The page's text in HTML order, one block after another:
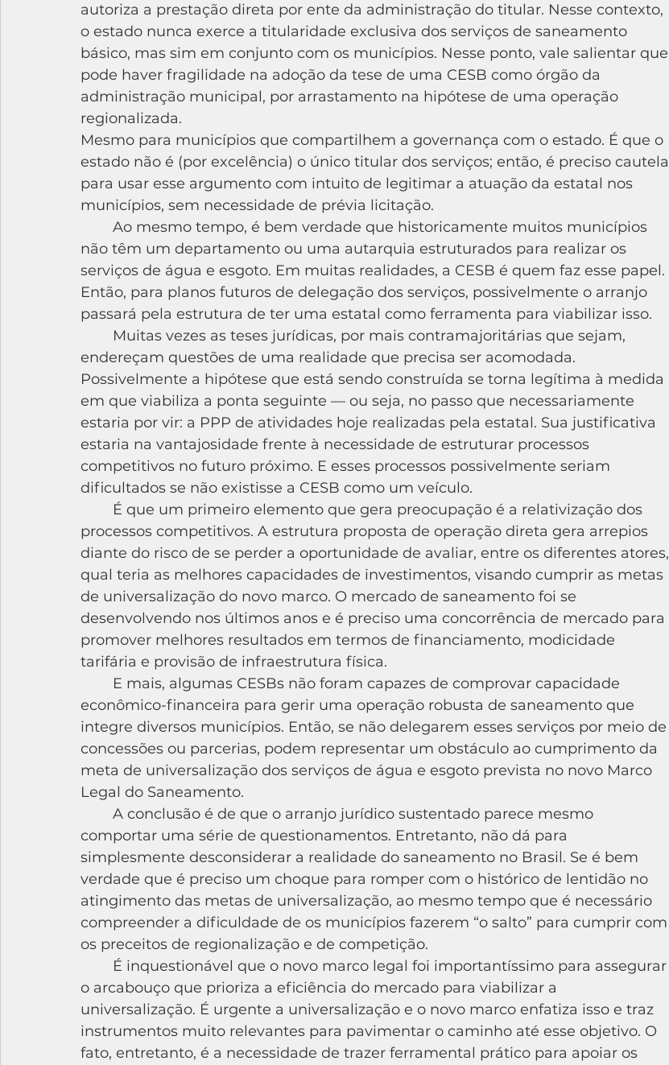
autoriza a prestação direta por ente da administração do titular. Nesse contexto,
o estado nunca exerce a titularidade exclusiva dos serviços de saneamento
básico, mas sim em conjunto com os municípios. Nesse ponto, vale salientar que
pode haver fragilidade na adoção da tese de uma CESB como órgão da
administração municipal, por arrastamento na hipótese de uma operação
regionalizada.
Mesmo para municípios que compartilhem a governança com o estado. É que o
estado não é (por excelência) o único titular dos serviços; então, é preciso cautela
para usar esse argumento com intuito de legitimar a atuação da estatal nos
municípios, sem necessidade de prévia licitação.
não têm um departamento ou uma autarquia estruturados para realizar os
serviços de água e esgoto. Em muitas realidades, a CESB é quem faz esse papel.
Então, para planos futuros de delegação dos serviços, possivelmente o arranjo
passará pela estrutura de ter uma estatal como ferramenta para viabilizar isso.
endereçam questões de uma realidade que precisa ser acomodada.
Possivelmente a hipótese que está sendo construída se torna legítima à medida
em que viabiliza a ponta seguinte — ou seja, no passo que necessariamente
estaria por vir: a PPP de atividades hoje realizadas pela estatal. Sua justificativa
estaria na vantajosidade frente à necessidade de estruturar processos
competitivos no futuro próximo. E esses processos possivelmente seriam
dificultados se não existisse a CESB como um veículo.
processos competitivos. A estrutura proposta de operação direta gera arrepios
diante do risco de se perder a oportunidade de avaliar, entre os diferentes atores,
qual teria as melhores capacidades de investimentos, visando cumprir as metas
de universalização do novo marco. O mercado de saneamento foi se
desenvolvendo nos últimos anos e é preciso uma concorrência de mercado para
promover melhores resultados em termos de financiamento, modicidade
tarifária e provisão de infraestrutura física.
econômico-financeira para gerir uma operação robusta de saneamento que
integre diversos municípios. Então, se não delegarem esses serviços por meio de
concessões ou parcerias, podem representar um obstáculo ao cumprimento da
meta de universalização dos serviços de água e esgoto prevista no novo Marco
Legal do Saneamento.
comportar uma série de questionamentos. Entretanto, não dá para
simplesmente desconsiderar a realidade do saneamento no Brasil. Se é bem
verdade que é preciso um choque para romper com o histórico de lentidão no
atingimento das metas de universalização, ao mesmo tempo que é necessário
compreender a dificuldade de os municípios fazerem “o salto” para cumprir com
os preceitos de regionalização e de competição.
o arcabouço que prioriza a eficiência do mercado para viabilizar a
universalização. É urgente a universalização e o novo marco enfatiza isso e traz
instrumentos muito relevantes para pavimentar o caminho até esse objetivo. O
fato, entretanto, é a necessidade de trazer ferramental prático para apoiar os